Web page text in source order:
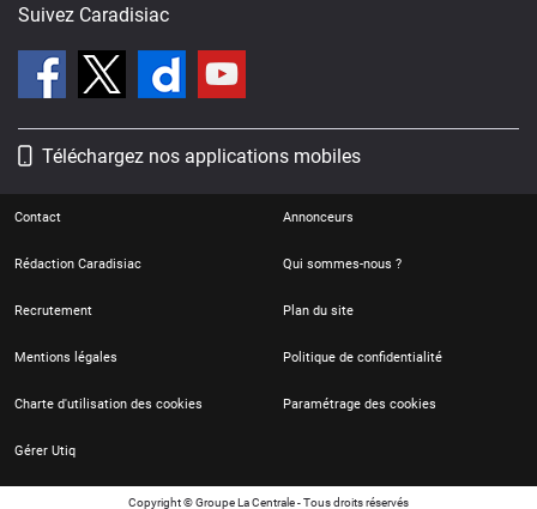
Suivez Caradisiac
Téléchargez nos applications mobiles
Contact Annonceurs
Rédaction Caradisiac Qui sommes-nous ?
Recrutement Plan du site
Mentions légales Politique de confidentialité
Charte d'utilisation des cookies Paramétrage des cookies
Gérer Utiq
Copyright © Groupe La Centrale - Tous droits réservés